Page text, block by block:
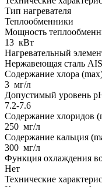
Тип нагревателя
Теплообменники
Мощность
13 кВт
Нагревательный
Нержавеющая сталь
Содержание хлора
3 мг/л
Допустимый уровень
7.2-7.6
Содержание хлоридов
250 мг/л
Содержание кальция
300 мг/л
Функция охлаждения
Нет
Технические